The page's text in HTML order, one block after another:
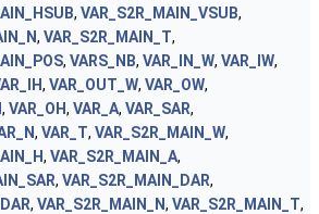
, VAR_S2R_MAIN_VSUB,
, VAR_S2R_MAIN_T,
, VARS_NB, VAR_IN_W, VAR_IW,
, VAR_OUT_W, VAR_OW,
, VAR_OH, VAR_A, VAR_SAR,
, VAR_T, VAR_S2R_MAIN_W,
, VAR_S2R_MAIN_A,
, VAR_S2R_MAIN_DAR,
, VAR_S2R_MAIN_N, VAR_S2R_MAIN_T,